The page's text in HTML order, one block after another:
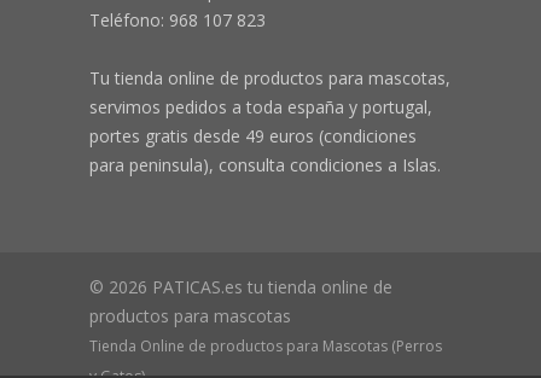
Teléfono: 968 107 823
Tu tienda online de productos para mascotas,
servimos pedidos a toda españa y portugal,
portes gratis desde 49 euros (condiciones
para peninsula), consulta condiciones a Islas.
© 2026 PATICAS.es tu tienda online de
productos para mascotas
Tienda Online de productos para Mascotas (Perros